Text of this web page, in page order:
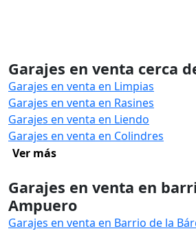
Garajes en venta cerca
Garajes en venta en Limpias
Garajes en venta en Rasines
Garajes en venta en Liendo
Garajes en venta en Colindres
Ver más
Garajes en venta en
Ampuero
Garajes en venta en Barrio de la